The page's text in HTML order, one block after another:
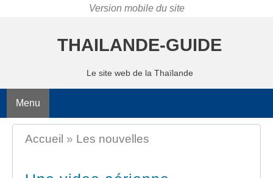
THAILANDE-GUIDE
Le site web de la Thaïlande
Menu
Accueil » Les nouvelles